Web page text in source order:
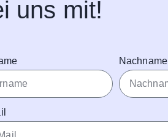
uns mit!
Nachname